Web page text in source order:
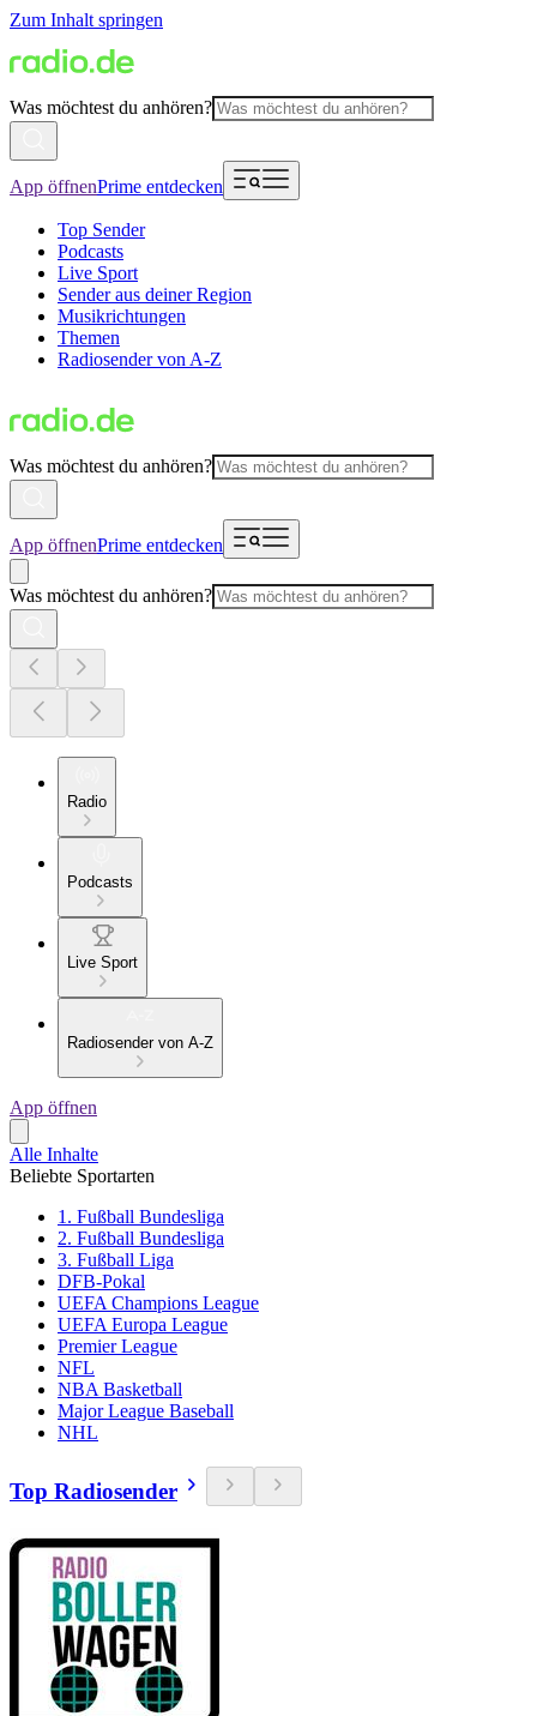
Zum Inhalt springen
Was möchtest du anhören?
App öffnenPrime entdecken
Top Sender
Podcasts
Live Sport
Sender aus deiner Region
Musikrichtungen
Themen
Radiosender von A-Z
Was möchtest du anhören?
App öffnenPrime entdecken
Was möchtest du anhören?
Radio
Podcasts
Live Sport
Radiosender von A-Z
App öffnen
Alle Inhalte
Beliebte Sportarten
1. Fußball Bundesliga
2. Fußball Bundesliga
3. Fußball Liga
DFB-Pokal
UEFA Champions League
UEFA Europa League
Premier League
NFL
NBA Basketball
Major League Baseball
NHL
Top Radiosender